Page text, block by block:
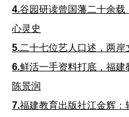
4.谷园研读曾国藩二十余
心灵史
5.二十七位艺人口述，两岸
6.鲜活一手资料打底，福
陈景润
7.福建教育出版社江金辉